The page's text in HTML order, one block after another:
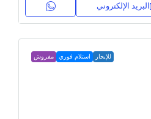
البريد الإلكتروني
للإيجار استلام فوري مفروش